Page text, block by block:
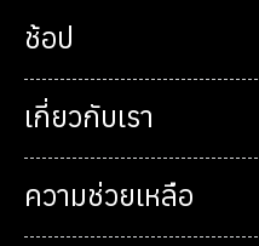
ช้อป
เกี่ยวกับเรา
ความช่วยเหลือ